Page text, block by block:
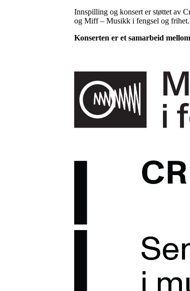
Innspilling og konsert er støttet av
og Miff – Musikk i fengsel og frihet.
Konserten er et samarbeid